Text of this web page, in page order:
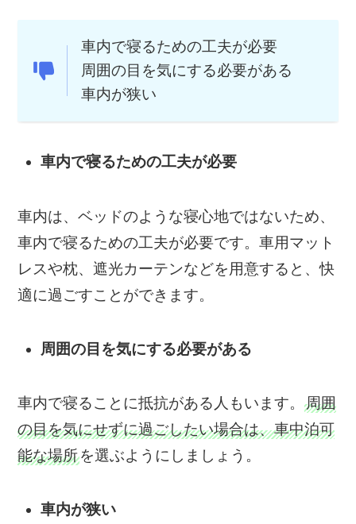
車内で寝るための工夫が必要
周囲の目を気にする必要がある
車内が狭い
車内で寝るための工夫が必要
車内は、ベッドのような寝心地ではないため、
車内で寝るための工夫が必要です。車用マット
レスや枕、遮光カーテンなどを用意すると、快
適に過ごすことができます。
周囲の目を気にする必要がある
車内で寝ることに抵抗がある人もいます。周囲
の目を気にせずに過ごしたい場合は、車中泊可
能な場所を選ぶようにしましょう。
車内が狭い